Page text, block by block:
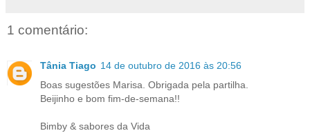
1 comentário:
Tânia Tiago 14 de outubro de 2016 às 20:56
Boas sugestões Marisa. Obrigada pela partilha.
Beijinho e bom fim-de-semana!!
Bimby & sabores da Vida